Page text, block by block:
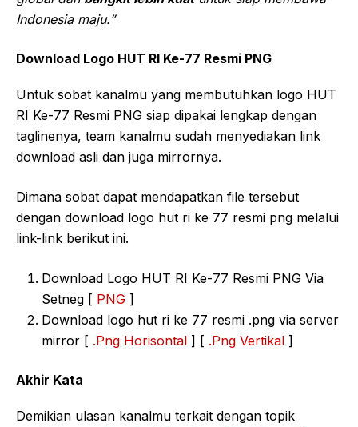
Indonesia maju.”
Download Logo HUT RI Ke-77 Resmi PNG
Untuk sobat kanalmu yang membutuhkan logo HUT
RI Ke-77 Resmi PNG siap dipakai lengkap dengan
taglinenya, team kanalmu sudah menyediakan link
download asli dan juga mirrornya.
Dimana sobat dapat mendapatkan file tersebut
dengan download logo hut ri ke 77 resmi png melalui
link-link berikut ini.
Download Logo HUT RI Ke-77 Resmi PNG Via
Setneg [ PNG ]
Download logo hut ri ke 77 resmi .png via server
mirror [ .Png Horisontal ] [ .Png Vertikal ]
Akhir Kata
Demikian ulasan kanalmu terkait dengan topik